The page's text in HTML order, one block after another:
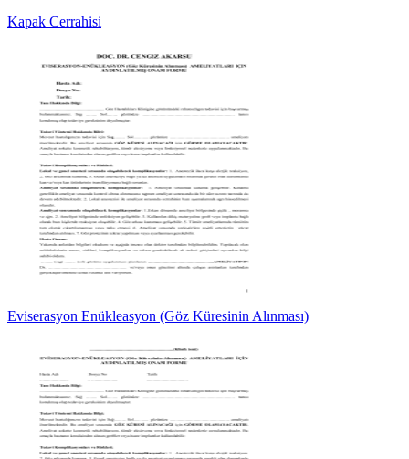
Kapak Cerrahisi
Eviserasyon Enükleasyon (Göz Küresinin Alınması)